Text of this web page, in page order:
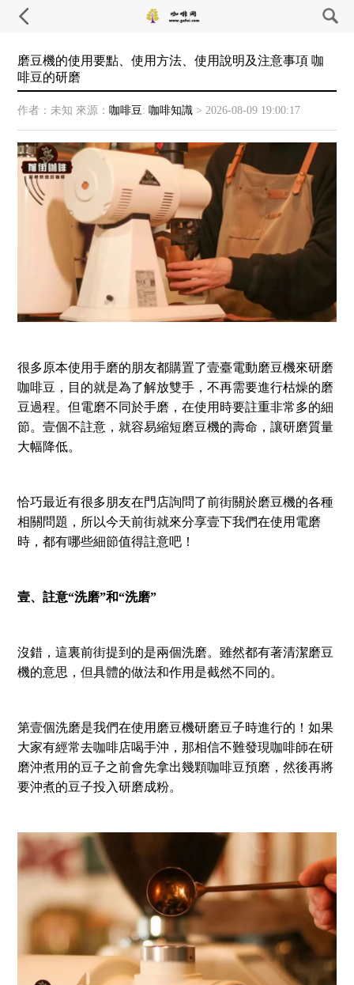
磨豆機的使用要點、使用方法、使用說明及注意事項 咖
啡豆的研磨
作者：未知 來源：咖啡豆:咖啡知識 >2026-08-09 19:00:17
很多原本使用手磨的朋友都購置了壹臺電動磨豆機來研磨
咖啡豆，目的就是為了解放雙手，不再需要進行枯燥的磨
豆過程。但電磨不同於手磨，在使用時要註重非常多的細
節。壹個不註意，就容易縮短磨豆機的壽命，讓研磨質量
大幅降低。
恰巧最近有很多朋友在門店詢問了前街關於磨豆機的各種
相關問題，所以今天前街就來分享壹下我們在使用電磨
時，都有哪些細節值得註意吧！
壹、註意“洗磨”和“洗磨”
沒錯，這裏前街提到的是兩個洗磨。雖然都有著清潔磨豆
機的意思，但具體的做法和作用是截然不同的。
第壹個洗磨是我們在使用磨豆機研磨豆子時進行的！如果
大家有經常去咖啡店喝手沖，那相信不難發現咖啡師在研
磨沖煮用的豆子之前會先拿出幾顆咖啡豆預磨，然後再將
要沖煮的豆子投入研磨成粉。